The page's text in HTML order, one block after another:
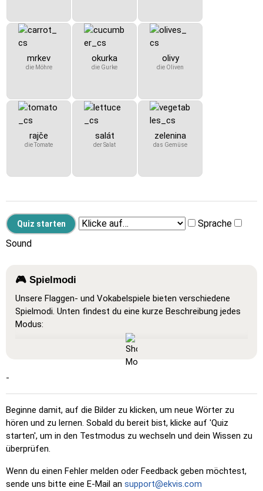
mrkev
die Möhre
okurka
die Gurke
olivy
die Oliven
rajče
die Tomate
salát
der Salat
zelenina
das Gemüse
Sprache
Sound
🎮 Spielmodi
Unsere Flaggen- und Vokabelspiele bieten verschiedene
Spielmodi. Unten findest du eine kurze Beschreibung jedes
Modus:
: Ein Lernmodus, in dem alle Karten sichtbar
sind, sodass du sie auswendig lernen oder ausdrucken
Klicke auf …: Klicke genau auf das Wort oder die Flagge,
die du finden sollst.
Mehrfachauswahl
Zufallstippen: Tippe die Wörter in beliebiger Reihenfolge
-
Beginne damit, auf die Bilder zu klicken, um neue Wörter zu
hören und zu lernen. Sobald du bereit bist, klicke auf 'Quiz
starten', um in den Testmodus zu wechseln und dein Wissen zu
überprüfen.
Wenn du einen Fehler melden oder Feedback geben möchtest,
sende uns bitte eine E-Mail an support@ekvis.com